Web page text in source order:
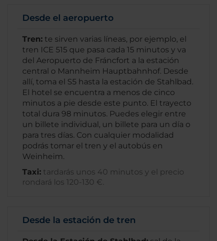
Desde el aeropuerto
Tren: te sirven varias líneas, por ejemplo, el
tren ICE 515 que pasa cada 15 minutos y va
del Aeropuerto de Fráncfort a la estación
central o Mannheim Hauptbahnhof. Desde
allí, toma el S5 hasta la estación de Stahlbad.
El hotel se encuentra a menos de cinco
minutos a pie desde este punto. El trayecto
total dura 98 minutos. Puedes elegir entre
un billete individual, un billete para un día o
para tres días. Con cualquier modalidad
podrás tomar el tren y el autobús en
Weinheim.
Taxi: tardarás unos 40 minutos y el precio
rondará los 120-130 €.
Desde la estación de tren